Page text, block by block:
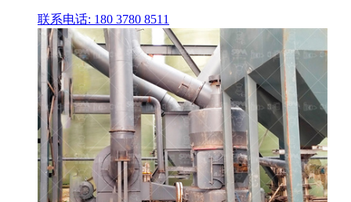
联系电话: 180 3780 8511